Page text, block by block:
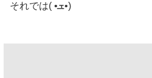
それでは( •ܫ•)